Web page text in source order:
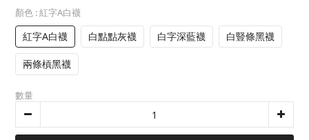
顏色 : 紅字A白襪
紅字A白襪 白點點灰襪 白字深藍襪 白豎條黑襪
兩條槓黑襪
數量